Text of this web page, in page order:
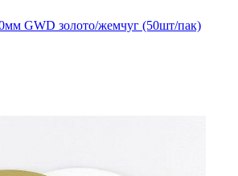
GWD золото/жемчуг (50шт/пак)